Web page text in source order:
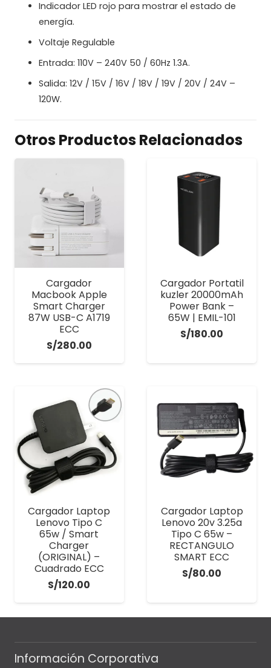
Indicador LED rojo para mostrar el estado de
energía.
Voltaje Regulable
Entrada: 110V – 240V 50 / 60Hz 1.3A.
Salida: 12V / 15V / 16V / 18V / 19V / 20V / 24V –
120W.
Otros Productos Relacionados
Cargador
Macbook Apple
Smart Charger
87W USB-C A1719
ECC
S/280.00
Cargador Portatil
kuzler 20000mAh
Power Bank –
65W | EMIL-101
S/180.00
Cargador Laptop
Lenovo Tipo C
65w / Smart
Charger
(ORIGINAL) –
Cuadrado ECC
S/120.00
Cargador Laptop
Lenovo 20v 3.25a
Tipo C 65w –
RECTANGULO
SMART ECC
S/80.00
Información Corporativa